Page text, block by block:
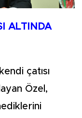
ALTINDA
çatısı
Özel,